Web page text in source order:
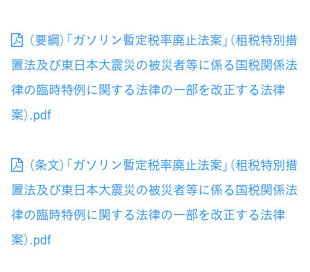
（要綱）「ガソリン暫定税率廃止法案」（租税特別措
置法及び東日本大震災の被災者等に係る国税関係法
律の臨時特例に関する法律の一部を改正する法律
案）.pdf
（条文）「ガソリン暫定税率廃止法案」（租税特別措
置法及び東日本大震災の被災者等に係る国税関係法
律の臨時特例に関する法律の一部を改正する法律
案）.pdf